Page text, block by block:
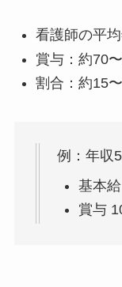
看護師の平
賞与：約70
割合：約15
例：年収
基本
賞与